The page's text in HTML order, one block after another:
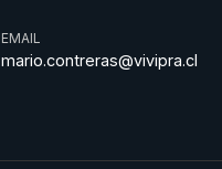
EMAIL
mario.contreras@vivipra.cl